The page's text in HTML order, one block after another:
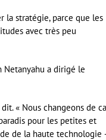
la stratégie, parce que les
avec très peu
Netanyahu a dirigé le
« Nous changeons de
pour les petites et
de la haute technologie